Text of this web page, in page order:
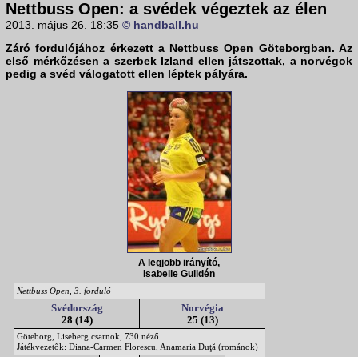
Nettbuss Open: a svédek végeztek az élen
2013. május 26. 18:35 © handball.hu
Záró fordulójához érkezett a Nettbuss Open Göteborgban. Az
első mérkőzésen a szerbek Izland ellen játszottak, a norvégok
pedig a svéd válogatott ellen léptek pályára.
A legjobb irányító,
Isabelle Gulldén
Nettbuss Open, 3. forduló
Svédország
28 (14)
Norvégia
25 (13)
Göteborg, Liseberg csarnok, 730 néző
Játékvezetők: Diana-Carmen Florescu, Anamaria Duţă (románok)